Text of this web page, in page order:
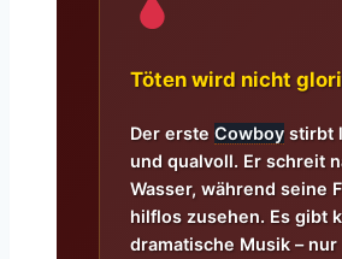
Töten wird nicht
Der erste Cowboy stirbt
und qualvoll. Er schreit
Wasser, während seine
hilflos zusehen. Es gibt
dramatische Musik – nur